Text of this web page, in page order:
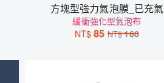
方塊型強力氣泡膜_已充氣
緩衝強化型氣泡布
NT$ 85 NT$160